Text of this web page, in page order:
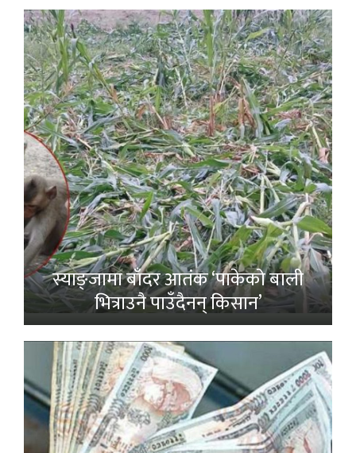
स्याङ्जामा बाँदर आतंक ‘पाकेको बाली
भित्राउनै पाउँदैनन् किसान’